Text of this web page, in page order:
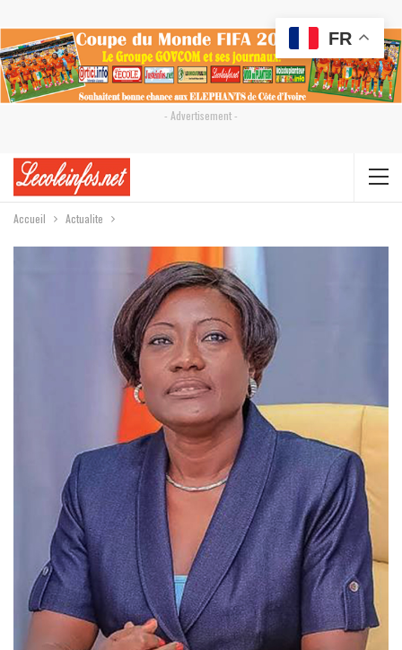
- Advertisement -
Accueil Actualite
FR